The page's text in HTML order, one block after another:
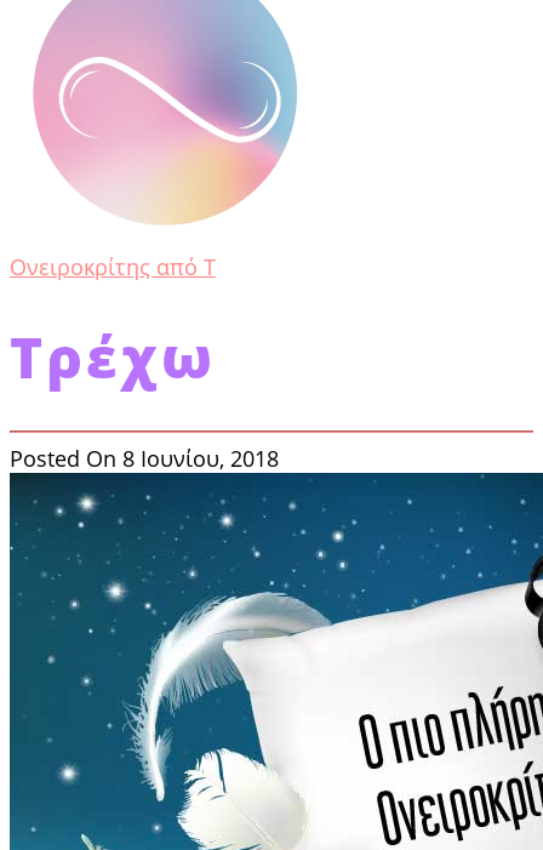
Ονειροκρίτης από Τ
Τρέχω
Posted On 8 Ιουνίου, 2018